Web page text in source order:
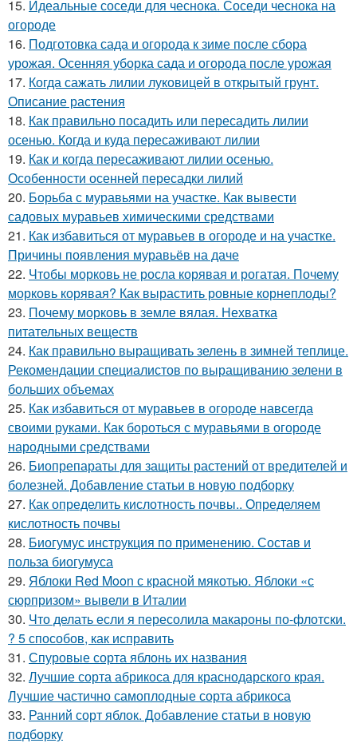
15. Идеальные соседи для чеснока. Соседи чеснока на
огороде
16. Подготовка сада и огорода к зиме после сбора
урожая. Осенняя уборка сада и огорода после урожая
17. Когда сажать лилии луковицей в открытый грунт.
Описание растения
18. Как правильно посадить или пересадить лилии
осенью. Когда и куда пересаживают лилии
19. Как и когда пересаживают лилии осенью.
Особенности осенней пересадки лилий
20. Борьба с муравьями на участке. Как вывести
садовых муравьев химическими средствами
21. Как избавиться от муравьев в огороде и на участке.
Причины появления муравьёв на даче
22. Чтобы морковь не росла корявая и рогатая. Почему
морковь корявая? Как вырастить ровные корнеплоды?
23. Почему морковь в земле вялая. Нехватка
питательных веществ
24. Как правильно выращивать зелень в зимней теплице.
Рекомендации специалистов по выращиванию зелени в
больших объемах
25. Как избавиться от муравьев в огороде навсегда
своими руками. Как бороться с муравьями в огороде
народными средствами
26. Биопрепараты для защиты растений от вредителей и
болезней. Добавление статьи в новую подборку
27. Как определить кислотность почвы.. Определяем
кислотность почвы
28. Биогумус инструкция по применению. Состав и
польза биогумуса
29. Яблоки Red Moon с красной мякотью. Яблоки «с
сюрпризом» вывели в Италии
30. Что делать если я пересолила макароны по-флотски.
? 5 способов, как исправить
31. Спуровые сорта яблонь их названия
32. Лучшие сорта абрикоса для краснодарского края.
Лучшие частично самоплодные сорта абрикоса
33. Ранний сорт яблок. Добавление статьи в новую
подборку